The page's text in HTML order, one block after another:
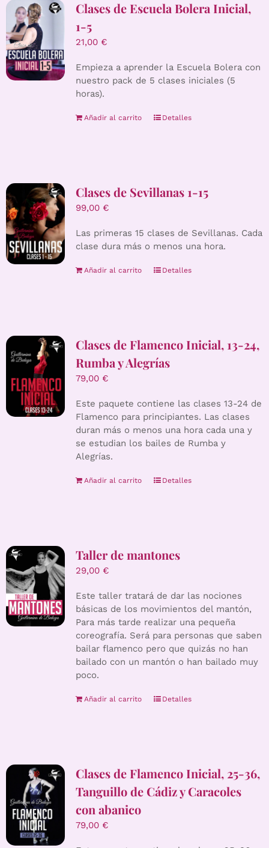
Clases de Escuela Bolera Inicial,
1-5
21,00 €
Empieza a aprender la Escuela Bolera con
nuestro pack de 5 clases iniciales (5
horas).
Añadir al carrito Detalles
Clases de Sevillanas 1-15
99,00 €
Las primeras 15 clases de Sevillanas. Cada
clase dura más o menos una hora.
Añadir al carrito Detalles
Clases de Flamenco Inicial, 13-24,
Rumba y Alegrías
79,00 €
Este paquete contiene las clases 13-24 de
Flamenco para principiantes. Las clases
duran más o menos una hora cada una y
se estudian los bailes de Rumba y
Alegrías.
Añadir al carrito Detalles
Taller de mantones
29,00 €
Este taller tratará de dar las nociones
básicas de los movimientos del mantón,
Para más tarde realizar una pequeña
coreografía. Será para personas que saben
bailar flamenco pero que quizás no han
bailado con un mantón o han bailado muy
poco.
Añadir al carrito Detalles
Clases de Flamenco Inicial, 25-36,
Tanguillo de Cádiz y Caracoles
con abanico
79,00 €